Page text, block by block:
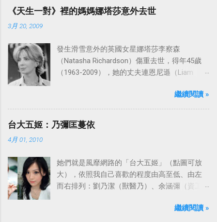
ABC頻道首播，共播出了249集。 令人懷念的愛
之船旋律：
《天生一對》裡的媽媽娜塔莎意外去世
3月 20, 2009
發生滑雪意外的英國女星娜塔莎李察森
（Natasha Richardson）傷重去世，得年45歲
（1963-2009），她的丈夫連恩尼遜（Liam
到傷心，希望外界給他們空間撫平傷痛。繼續閱讀 »
台大五姬：乃彌匡蔓依
4月 01, 2010
她們就是風靡網路的「台大五姬」（點圖可放
大），依照我自己喜歡的程度由高至低、由左
而右排列：劉乃潔（獸醫乃）、余涵彌（資工
蔓）、吳依潔（戲劇依）；這五位正妹透過網
繼續閱讀 »